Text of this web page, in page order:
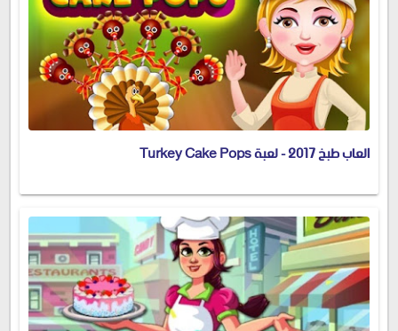
العاب طبخ 2017 - لعبة Turkey Cake Pops